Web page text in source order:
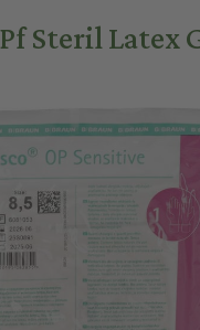
Steril Latex